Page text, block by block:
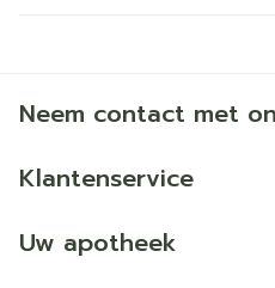
Neem contact met
Klantenservice
Uw apotheek